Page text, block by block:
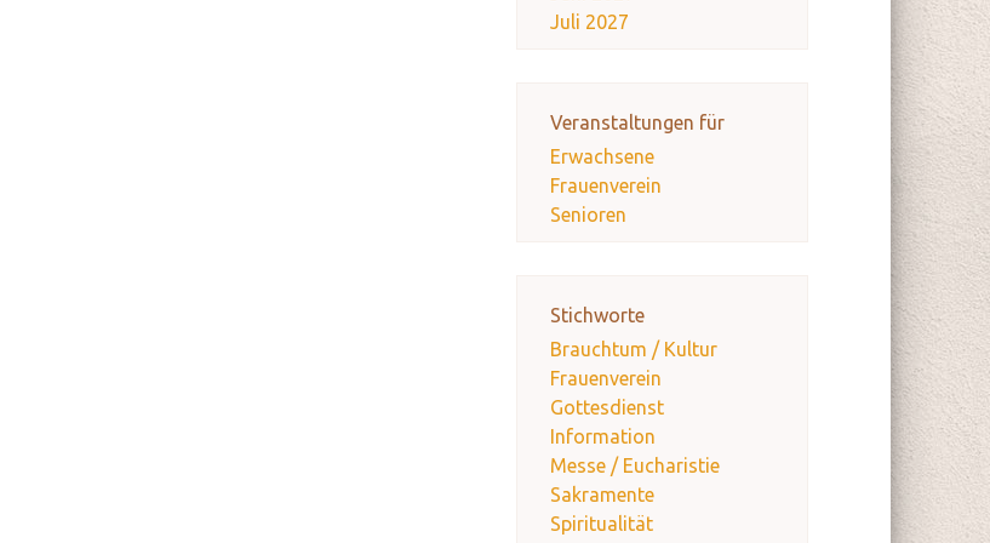
Juli 2027
Veranstaltungen für
Erwachsene
Frauenverein
Senioren
Stichworte
Brauchtum / Kultur
Frauenverein
Gottesdienst
Information
Messe / Eucharistie
Sakramente
Spiritualität